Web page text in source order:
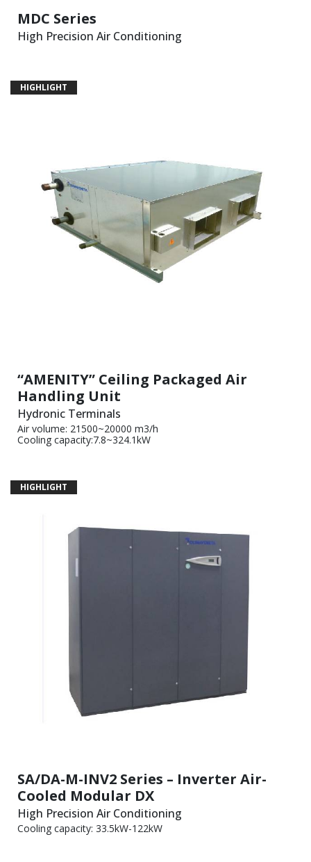
MDC Series
High Precision Air Conditioning
HIGHLIGHT
“AMENITY” Ceiling Packaged Air
Handling Unit
Hydronic Terminals
Air volume: 21500~20000 m3/h
Cooling capacity:7.8~324.1kW
HIGHLIGHT
SA/DA-M-INV2 Series – Inverter Air-
Cooled Modular DX
High Precision Air Conditioning
Cooling capacity: 33.5kW-122kW